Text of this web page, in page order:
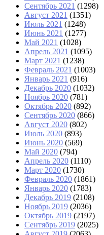
Сентябрь 2021 (1298)
Август 2021 (1351)
Июль 2021 (1248)
Июнь 2021 (1277)
Май 2021 (1028)
Апрель 2021 (1095)
Март 2021 (1238)
Февраль 2021 (1003)
Январь 2021 (916)
Декабрь 2020 (1032)
Ноябрь 2020 (781)
Октябрь 2020 (892)
Сентябрь 2020 (866)
Август 2020 (802)
Июль 2020 (893)
Июнь 2020 (569)
Май 2020 (794)
Апрель 2020 (1110)
Март 2020 (1730)
Февраль 2020 (1861)
Январь 2020 (1783)
Декабрь 2019 (2108)
Ноябрь 2019 (2036)
Октябрь 2019 (2197)
Сентябрь 2019 (2025)